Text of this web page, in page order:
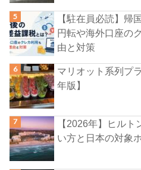
【駐在員必読】帰
円転や海外口座の
由と対策
マリオット系列プ
年版】
【2026年】ヒル
い方と日本の対象